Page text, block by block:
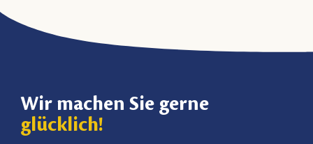
Wir machen Sie gerne
glücklich!